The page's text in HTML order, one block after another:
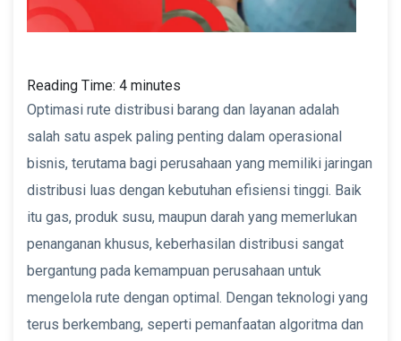
Reading Time: 4 minutes
Optimasi rute distribusi barang dan layanan adalah
salah satu aspek paling penting dalam operasional
bisnis, terutama bagi perusahaan yang memiliki jaringan
distribusi luas dengan kebutuhan efisiensi tinggi. Baik
itu gas, produk susu, maupun darah yang memerlukan
penanganan khusus, keberhasilan distribusi sangat
bergantung pada kemampuan perusahaan untuk
mengelola rute dengan optimal. Dengan teknologi yang
terus berkembang, seperti pemanfaatan algoritma dan